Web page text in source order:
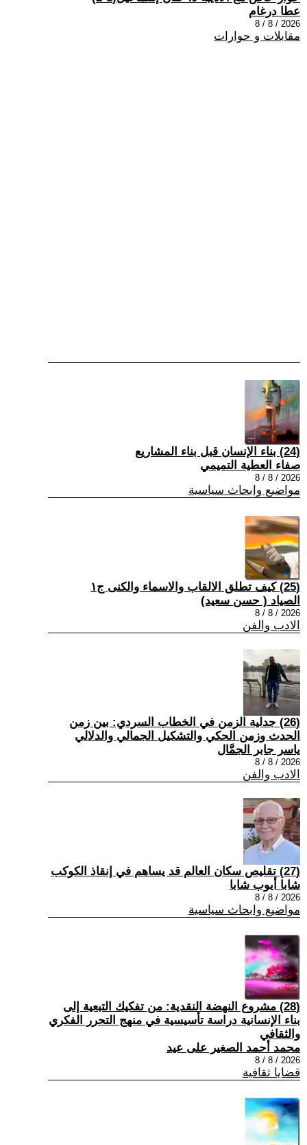
عطا درغام
2026 / 8 / 8
مقابلات و حوارات
(24) بناء الإنسان قبل بناء المشاريع
صفاء العطية التميمي
2026 / 8 / 8
مواضيع وابحاث سياسية
(25) كيف تطلق الالقاب والاسماء والكنى ج١
الصياد ‏( حسن سعيد‏)
2026 / 8 / 8
الادب والفن
(26) جدلية الزمن في الخطاب السردي: بين زمن
الحدث وزمن الحكي والتشكيل الجمالي والدلالي
ياسر جابر الجمَّال
2026 / 8 / 8
الادب والفن
(27) تقليص سكان العالم قد يساهم في إنقاذ الكوكب
شابا أيوب شابا
2026 / 8 / 8
مواضيع وابحاث سياسية
(28) مشروع النهضة النقدية: من تفكيك التبعية إلى
بناء الإنسانية دراسة تأسيسية في منهج التحرر الفكري
والثقافي
محمد أحمد الصغير على عيد
2026 / 8 / 8
قضايا ثقافية